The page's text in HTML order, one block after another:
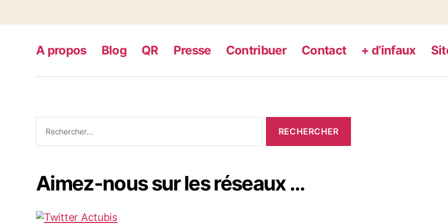
A propos Blog QR Presse Contribuer Contact + d’infaux
Aimez-nous sur les réseaux …